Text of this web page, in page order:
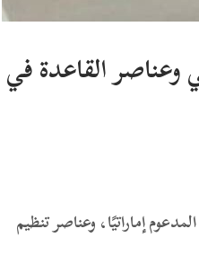
وعناصر القاعدة في
إماراتيًا، وعناصر تنظيم